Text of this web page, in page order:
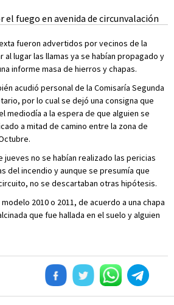
fueron advertidos por vecinos de la
lugar las llamas ya se habían propagado y
informe masa de hierros y chapas.
acudió personal de la Comisaría Segunda
por lo cual se dejó una consigna que
mediodía a la espera de que alguien se
a mitad de camino entre la zona de
jueves no se habían realizado las pericias
del incendio y aunque se presumía que
no se descartaban otras hipótesis.
2010 o 2011, de acuerdo a una chapa
que fue hallada en el suelo y alguien